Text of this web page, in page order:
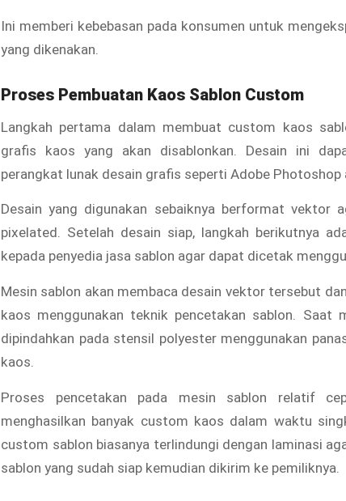
Ini memberi kebebasan pada konsumen untuk
yang dikenakan.
Proses Pembuatan Kaos Sablon Custom
Langkah pertama dalam membuat custom kaos
grafis kaos yang akan disablonkan. Desain ini
perangkat lunak desain grafis seperti Adobe Photoshop
Desain yang digunakan sebaiknya berformat
pixelated. Setelah desain siap, langkah berikutnya
kepada penyedia jasa sablon agar dapat dicetak
Mesin sablon akan membaca desain vektor tersebut
kaos menggunakan teknik pencetakan sablon. Saat
dipindahkan pada stensil polyester menggunakan
kaos.
Proses pencetakan pada mesin sablon relatif
menghasilkan banyak custom kaos dalam waktu
custom sablon biasanya terlindungi dengan laminasi
sablon yang sudah siap kemudian dikirim ke pemiliknya.